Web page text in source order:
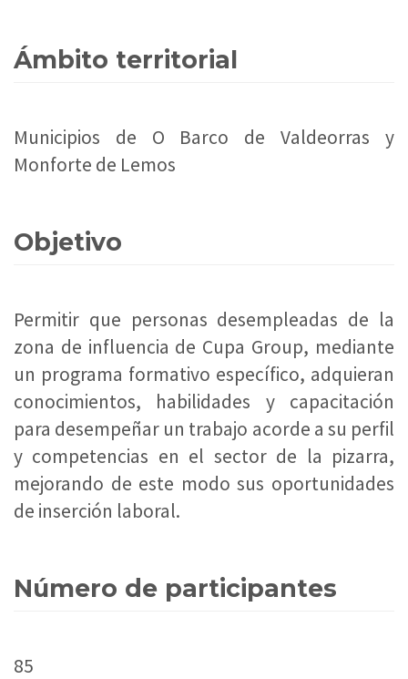
Ámbito territorial
Municipios de O Barco de Valdeorras y
Monforte de Lemos
Objetivo
Permitir que personas desempleadas de la
zona de influencia de Cupa Group, mediante
un programa formativo específico, adquieran
conocimientos, habilidades y capacitación
para desempeñar un trabajo acorde a su perfil
y competencias en el sector de la pizarra,
mejorando de este modo sus oportunidades
de inserción laboral.
Número de participantes
85